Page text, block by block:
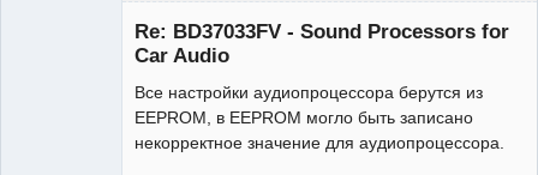
Re: BD37033FV - Sound Processors for
Car Audio
Все настройки аудиопроцессора берутся из
EEPROM, в EEPROM могло быть записано
некорректное значение для аудиопроцессора.